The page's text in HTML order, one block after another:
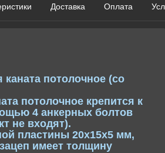
Доставка Оплата
каната потолочное (со
потолочное крепится к
4 анкерных болтов
не входят).
пластины 20х15х5 мм,
имеет толщину